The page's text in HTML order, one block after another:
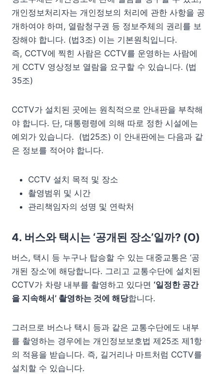
개인정보처리자는 개인정보의 처리에 관한 사항을 공
개하여야 하며, 열람청구권 등 정보주체의 권리를 보
장해야 합니다. (법3조) 이는 기본원칙입니다.
즉, CCTV에 찍힌 사람은 CCTV를 운영하는 사람에
게 CCTV 영상정보 열람을 요구할 수 있습니다. (법
35조)
CCTV가 설치된 곳에는 원칙적으로 안내판을 부착해
야 합니다. 단, 대통령령에 의해 따로 정한 시설에는
예외가 있습니다. (법25조) 이 안내판에는 다음과 같
은 정보를 적어야 합니다.
CCTV 설치 목적 및 장소
촬영범위 및 시간
관리책임자의 성명 및 연락처
4. 버스와 택시는 ‘공개된 장소’일까? (O)
버스, 택시 등 누구나 탑승할 수 있는 대중교통은 ‘공
개된 장소’에 해당합니다. 그리고 교통수단에 설치된
CCTV가 차량 내부를 촬영하고 있다면 ‘일정한 공간
을 지속해서’ 촬영하는 것에 해당합니다.
그러므로 버스나 택시 등과 같은 교통수단에도 내부
를 촬영하는 경우에는 개인정보보호법 제25조 제1항
의 적용을 받습니다. 즉, 길거리나 마트처럼 CCTV를
설치할 수 있습니다.